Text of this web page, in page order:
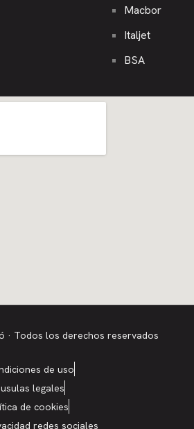
Macbor
Italjet
BSA
· Todos los derechos reservados
de uso
legales
de cookies
redes sociales